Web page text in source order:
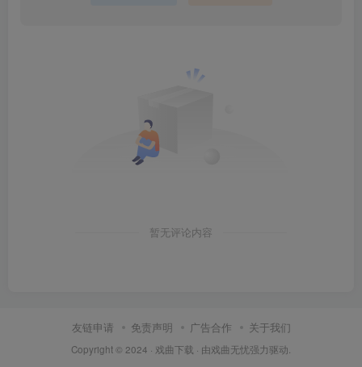
暂无评论内容
友链申请 免责声明 广告合作 关于我们
Copyright © 2024 · 戏曲下载 · 由戏曲无忧强力驱动.